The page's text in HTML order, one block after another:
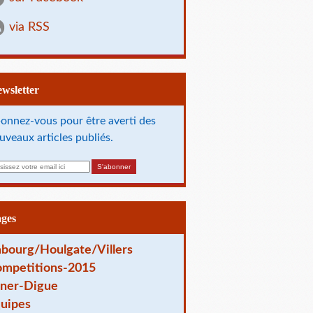
via RSS
vous pour être averti des
articles publiés.
Houlgate/Villers
2015
Digue